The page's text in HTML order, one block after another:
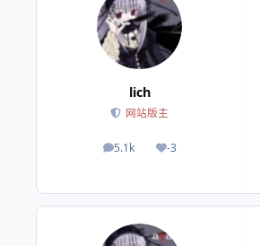
lich
网站版主
5.1k
帖子 -3
荣誉积分